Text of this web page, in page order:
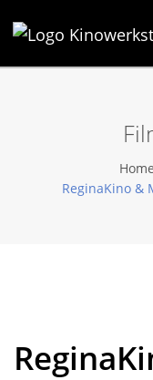
Home
ReginaKino &